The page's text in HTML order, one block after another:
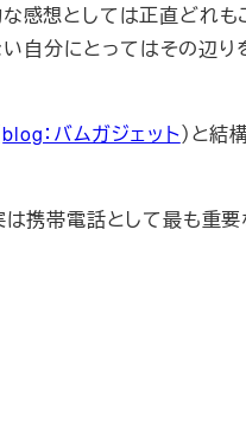
想としては正直どれも
自分にとってはその辺
blog：バムガジェット）と結
携帯電話として最も重